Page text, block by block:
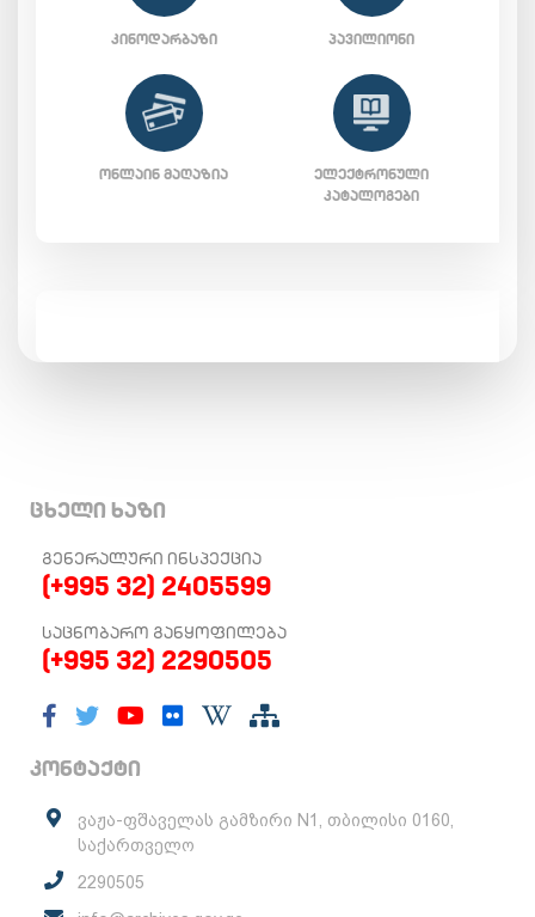
ᲙᲘᲜᲝᲓᲐᲠᲑᲐᲖᲘ ᲞᲐᲕᲘᲚᲘᲝᲜᲘ
ᲝᲜᲚᲐᲘᲜ ᲛᲐᲦᲐᲖᲘᲐ
ᲔᲚᲔᲥᲢᲠᲝᲜᲣᲚᲘ
ᲙᲐᲢᲐᲚᲝᲒᲔᲑᲘ
ცხელი ხაზი
ᲒᲔᲜᲔᲠᲐᲚᲣᲠᲘ ᲘᲜᲡᲞᲔᲥᲪᲘᲐ
(+995 32) 2405599
ᲡᲐᲪᲜᲝᲑᲐᲠᲝ ᲒᲐᲜᲧᲝᲤᲘᲚᲔᲑᲐ
(+995 32) 2290505
კონტაქტი
ვაჟა-ფშაველას გამზირი N1, თბილისი 0160,
საქართველო
2290505